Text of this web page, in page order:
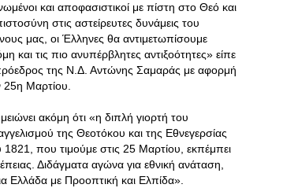
και αποφασιστικοί με πίστη στο Θεό και
στις αστείρευτες δυνάμεις του
μας, οι Έλληνες θα αντιμετωπίσουμε
και τις πιο ανυπέρβλητες αντιξοότητες» είπε
της Ν.Δ. Αντώνης Σαμαράς με αφορμή
25η Μαρτίου.
ακόμη ότι «η διπλή γιορτή του
της Θεοτόκου και της Εθνεγερσίας
1821, που τιμούμε στις 25 Μαρτίου, εκπέμπει
Διδάγματα αγώνα για εθνική ανάταση,
Ελλάδα με Προοπτική και Ελπίδα».